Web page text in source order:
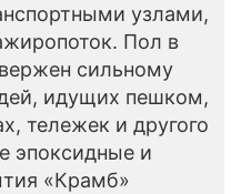
узлами,
Пол в
сильному
идущих пешком,
тележек и другого
эпоксидные и
«Крамб»